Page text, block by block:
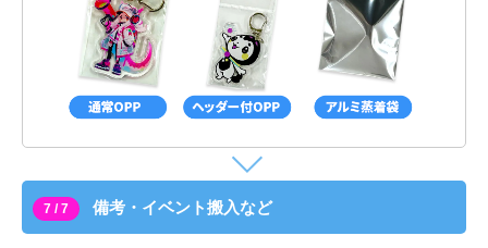
7 / 7 備考・イベント搬入など